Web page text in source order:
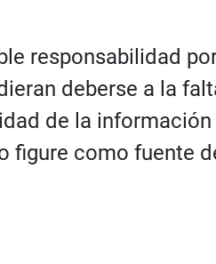
responsabilidad
deberse a la
de la
figure como fuente